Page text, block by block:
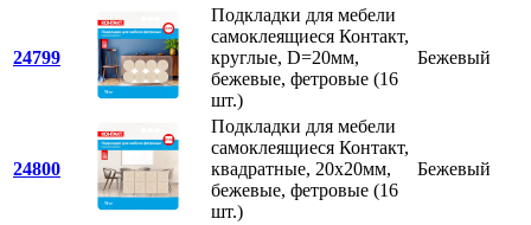
24799
Подкладки для мебели
самоклеящиеся Контакт,
круглые, D=20мм,
бежевые, фетровые (16
шт.)
Бежевый
24800
Подкладки для мебели
самоклеящиеся Контакт,
квадратные, 20х20мм,
бежевые, фетровые (16
шт.)
Бежевый